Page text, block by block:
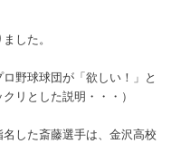
した。
野球球団が「欲しい！」と
リとした説明・・・）
した斎藤選手は、金沢高校